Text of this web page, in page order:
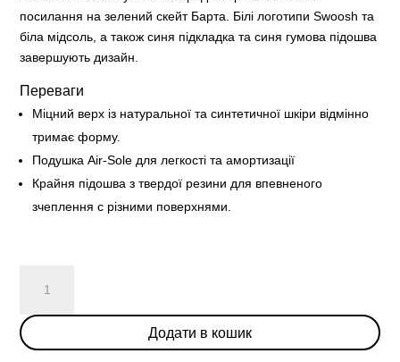
посилання на зелений скейт Барта. Білі логотипи Swoosh та
біла мідсоль, а також синя підкладка та синя гумова підошва
завершують дизайн.
Переваги
Міцний верх із натуральної та синтетичної шкіри відмінно
тримає форму.
Подушка Air-Sole для легкості та амортизації
Крайня підошва з твердої резини для впевненого
зчеплення с різними поверхнями.
Dunk
Low
Додати в кошик